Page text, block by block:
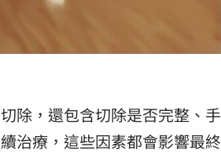
除，還包含切除是否完整、手
治療，這些因素都會影響最終